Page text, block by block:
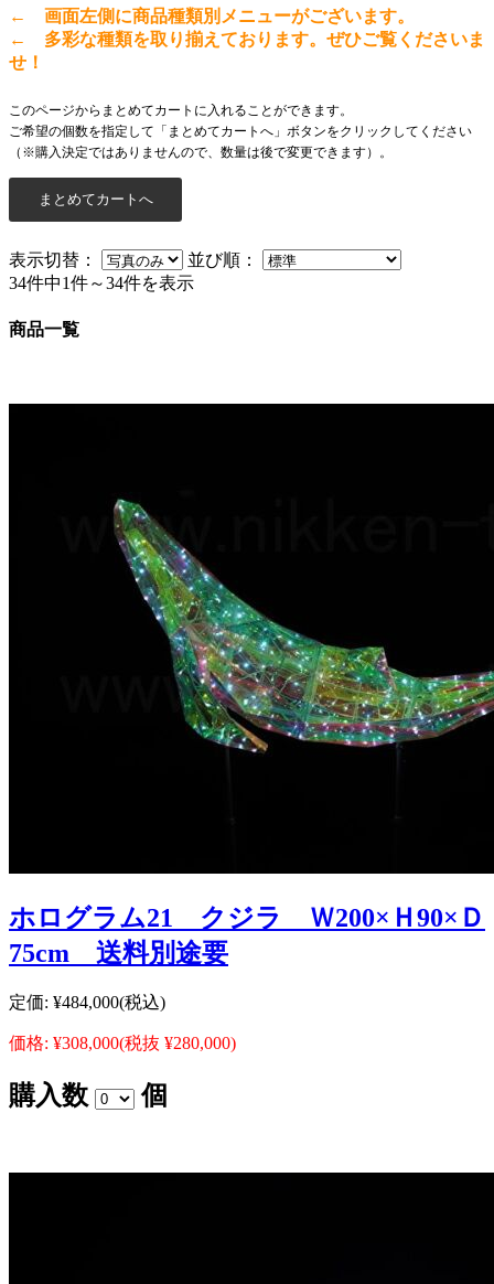
← 画面左側に商品種類別メニューがございます。
← 多彩な種類を取り揃えております。ぜひご覧くださいま
せ！
このページからまとめてカートに入れることができます。
ご希望の個数を指定して「まとめてカートへ」ボタンをクリックしてください
（※購入決定ではありませんので、数量は後で変更できます）。
表示切替：
並び順：
34件中1件～34件を表示
商品一覧
ホログラム21 クジラ Ｗ200×Ｈ90×Ｄ
75cm 送料別途要
定価: ¥484,000(税込)
価格: ¥308,000(税抜 ¥280,000)
購入数 個